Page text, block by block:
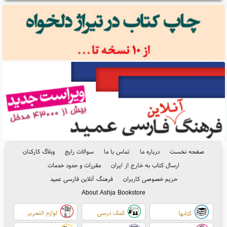
صفحه نخست درباره ما تماس با ما سوالات رایج
وبلاگ کارکنان
ارسال کتاب به خارج از ایران
مقررات و حدود خدمات
حریم خصوصی کاربران
فرهنگ آنلاین فارسی عمید
About Ashja Bookstore
کتابها کمک درسی لوازم التحریر